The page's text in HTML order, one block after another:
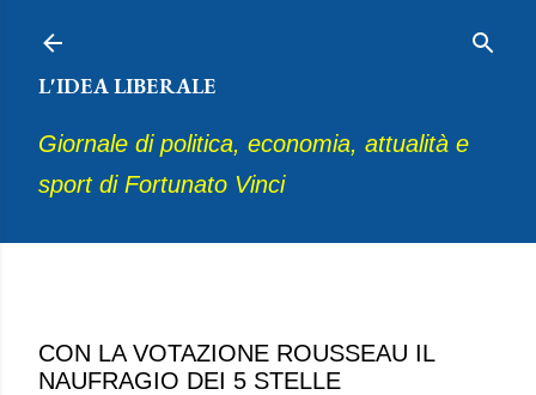
L'IDEA LIBERALE
Giornale di politica, economia, attualità e
sport di Fortunato Vinci
CON LA VOTAZIONE ROUSSEAU IL
NAUFRAGIO DEI 5 STELLE